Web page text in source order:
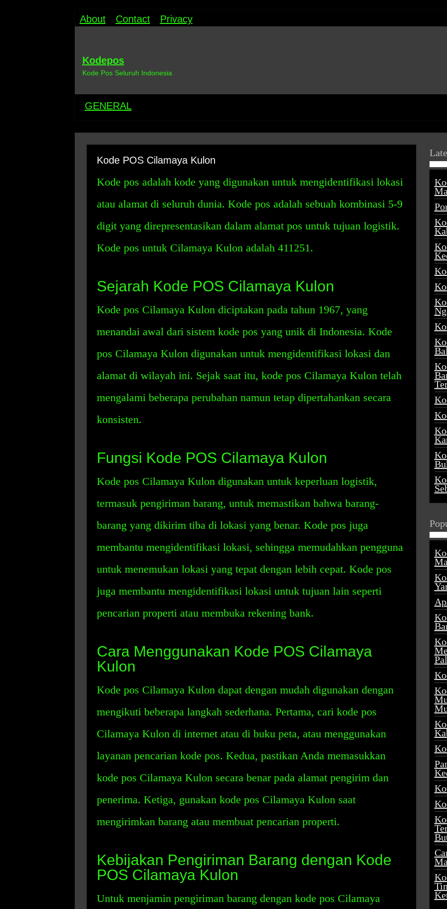
About Contact Privacy
Kodepos
Kode Pos Seluruh Indonesia
GENERAL
Kode POS Cilamaya Kulon
Kode pos adalah kode yang digunakan untuk mengidentifikasi lokasi
atau alamat di seluruh dunia. Kode pos adalah sebuah kombinasi 5-9
digit yang direpresentasikan dalam alamat pos untuk tujuan logistik.
Kode pos untuk Cilamaya Kulon adalah 411251.
Sejarah Kode POS Cilamaya Kulon
Kode pos Cilamaya Kulon diciptakan pada tahun 1967, yang
menandai awal dari sistem kode pos yang unik di Indonesia. Kode
pos Cilamaya Kulon digunakan untuk mengidentifikasi lokasi dan
alamat di wilayah ini. Sejak saat itu, kode pos Cilamaya Kulon telah
mengalami beberapa perubahan namun tetap dipertahankan secara
konsisten.
Fungsi Kode POS Cilamaya Kulon
Kode pos Cilamaya Kulon digunakan untuk keperluan logistik,
termasuk pengiriman barang, untuk memastikan bahwa barang-
barang yang dikirim tiba di lokasi yang benar. Kode pos juga
membantu mengidentifikasi lokasi, sehingga memudahkan pengguna
untuk menemukan lokasi yang tepat dengan lebih cepat. Kode pos
juga membantu mengidentifikasi lokasi untuk tujuan lain seperti
pencarian properti atau membuka rekening bank.
Cara Menggunakan Kode POS Cilamaya
Kulon
Kode pos Cilamaya Kulon dapat dengan mudah digunakan dengan
mengikuti beberapa langkah sederhana. Pertama, cari kode pos
Cilamaya Kulon di internet atau di buku peta, atau menggunakan
layanan pencarian kode pos. Kedua, pastikan Anda memasukkan
kode pos Cilamaya Kulon secara benar pada alamat pengirim dan
penerima. Ketiga, gunakan kode pos Cilamaya Kulon saat
mengirimkan barang atau membuat pencarian properti.
Kebijakan Pengiriman Barang dengan Kode
POS Cilamaya Kulon
Untuk menjamin pengiriman barang dengan kode pos Cilamaya